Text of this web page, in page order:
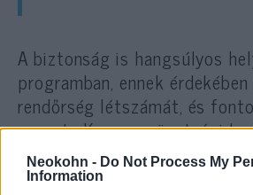
Neokohn - Do Not Process My
Information
A biztonság is hangsúlyos
programban, ennek
rendőrség létszámát, és
nevezte Kurz a szövetségi
alkalmasságának növelését is.